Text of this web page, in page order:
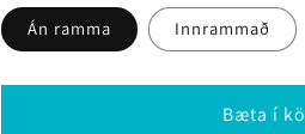
Án ramma Innrammað
Bæta í